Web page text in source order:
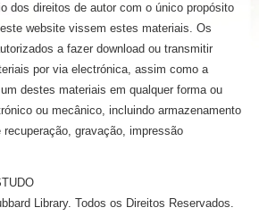
dos direitos de autor com o único propósito
website vissem estes materiais. Os
a fazer download ou transmitir
por via electrónica, assim como a
destes materiais em qualquer forma ou
ou mecânico, incluindo armazenamento
gravação, impressão
Library. Todos os Direitos Reservados.